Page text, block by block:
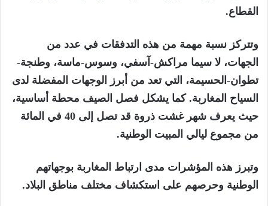
القطاع.
وتتركز نسبة مهمة من هذه التدفقات في عدد من
الجهات، لا سيما مراكش-آسفي، وسوس-ماسة، وطنجة-
تطوان-الحسيمة، التي تعد من أبرز الوجهات المفضلة لدى
السياح المغاربة. كما يشكل فصل الصيف محطة أساسية،
حيث يعرف شهر غشت ذروة قد تصل إلى 40 في المائة
من مجموع ليالي المبيت الوطنية.
وتبرز هذه المؤشرات مدى ارتباط المغاربة بوجهاتهم
الوطنية وحرصهم على استكشاف مختلف مناطق البلاد.